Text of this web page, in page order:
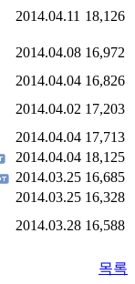
2014.04.11 18,126
2014.04.08 16,972
2014.04.04 16,826
2014.04.02 17,203
2014.04.04 17,713
2014.04.04 18,125
2014.03.25 16,685
2014.03.25 16,328
2014.03.28 16,588
목록